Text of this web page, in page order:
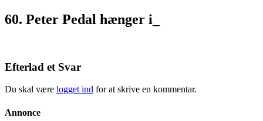
60. Peter Pedal hænger i_
Efterlad et Svar
Du skal være logget ind for at skrive en kommentar.
Annonce